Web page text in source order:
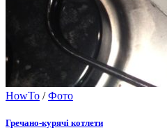
HowTo /Фото
Гречано-курячі котлети